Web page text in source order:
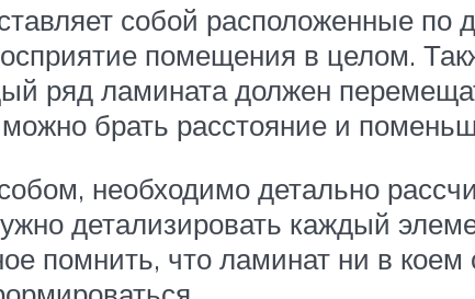
собой расположенные по
помещения в целом.
ряд ламината должен
брать расстояние и
необходимо детально
детализировать каждый
помнить, что ламинат ни в коем